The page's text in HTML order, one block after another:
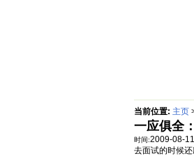
当前位置: 主页
一应俱全
时间:2009-08-
去面试的时候